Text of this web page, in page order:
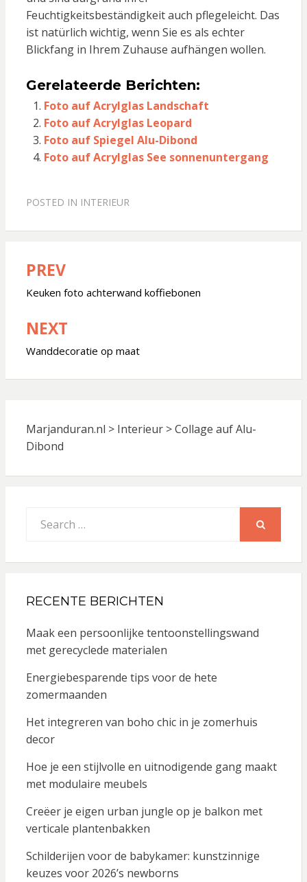
Feuchtigkeitsbeständigkeit auch pflegeleicht. Das
ist natürlich wichtig, wenn Sie es als echter
Blickfang in Ihrem Zuhause aufhängen wollen.
Gerelateerde Berichten:
Foto auf Acrylglas Landschaft
Foto auf Acrylglas Leopard
Foto auf Spiegel Alu-Dibond
Foto auf Acrylglas See sonnenuntergang
POSTED IN INTERIEUR
Bericht
navigatie
PREV
Keuken foto achterwand koffiebonen
NEXT
Wanddecoratie op maat
Marjanduran.nl > Interieur>Collage auf Alu-
Dibond
for:
RECENTE BERICHTEN
Maak een persoonlijke tentoonstellingswand
met gerecyclede materialen
Energiebesparende tips voor de hete
zomermaanden
Het integreren van boho chic in je zomerhuis
decor
Hoe je een stijlvolle en uitnodigende gang maakt
met modulaire meubels
Creëer je eigen urban jungle op je balkon met
verticale plantenbakken
Schilderijen voor de babykamer: kunstzinnige
keuzes voor 2026’s newborns